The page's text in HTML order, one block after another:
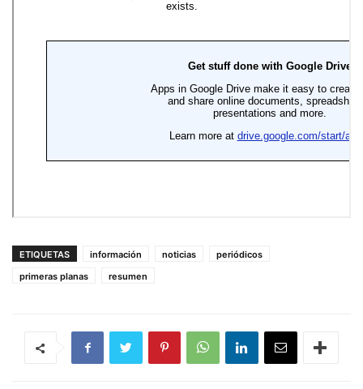
ETIQUETAS información noticias
periódicos
primeras planas
resumen